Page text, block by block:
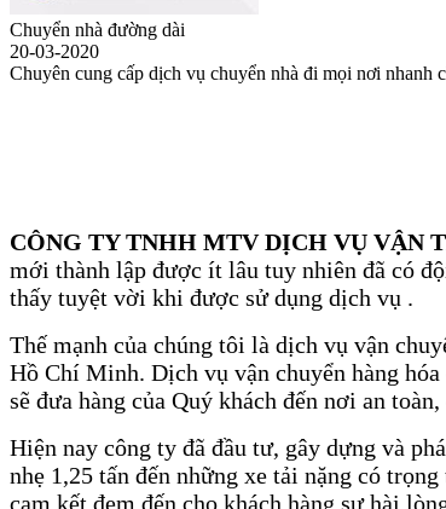
Chuyển nhà đường dài
20-03-2020
Chuyên cung cấp dịch vụ chuyển nhà đi mọi nơi nhanh
CÔNG TY TNHH MTV DỊCH VỤ VẬN
mới thành lập được ít lâu tuy nhiên đã có
thấy tuyệt vời khi được sử dụng dịch vụ .
Thế mạnh của chúng tôi là dịch vụ vận
Hồ Chí Minh. Dịch vụ vận chuyển hàng
sẽ đưa hàng của Quý khách đến nơi an
Hiện nay công ty đã đầu tư, gây dựng và
nhẹ 1,25 tấn đến những xe tải nặng có
cam kết đem đến cho khách hàng sự hài